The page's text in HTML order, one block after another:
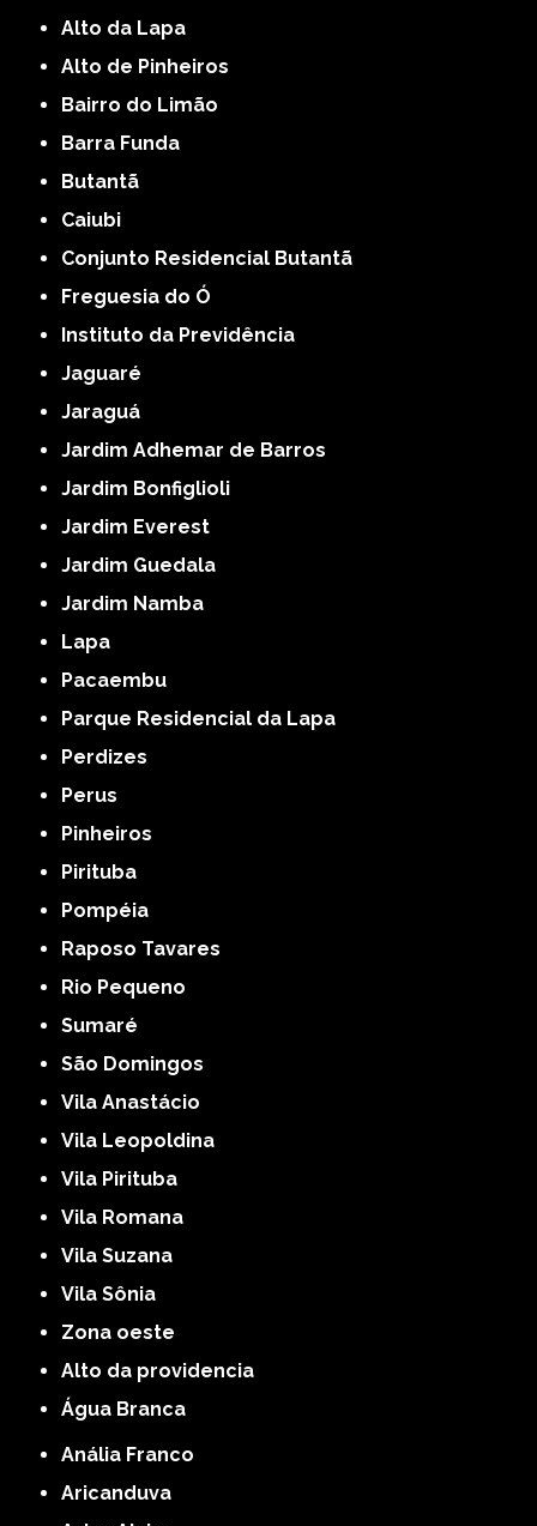
Alto da Lapa
Alto de Pinheiros
Bairro do Limão
Barra Funda
Butantã
Caiubi
Conjunto Residencial Butantã
Freguesia do Ó
Instituto da Previdência
Jaguaré
Jaraguá
Jardim Adhemar de Barros
Jardim Bonfiglioli
Jardim Everest
Jardim Guedala
Jardim Namba
Lapa
Pacaembu
Parque Residencial da Lapa
Perdizes
Perus
Pinheiros
Pirituba
Pompéia
Raposo Tavares
Rio Pequeno
Sumaré
São Domingos
Vila Anastácio
Vila Leopoldina
Vila Pirituba
Vila Romana
Vila Suzana
Vila Sônia
Zona oeste
alto da providencia
Água Branca
Anália Franco
Aricanduva